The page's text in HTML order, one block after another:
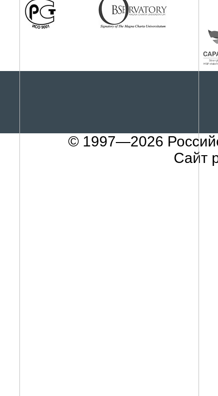
© 1997—2026
Сайт